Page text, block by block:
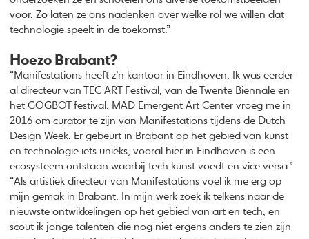
voor. Zo laten ze ons nadenken over welke rol we willen dat
technologie speelt in de toekomst.”
Hoezo Brabant?
“Manifestations heeft z’n kantoor in Eindhoven. Ik was eerder
al directeur van TEC ART Festival, van de Twente Biënnale en
het GOGBOT festival. MAD Emergent Art Center vroeg me in
2016 om curator te zijn van Manifestations tijdens de Dutch
Design Week. Er gebeurt in Brabant op het gebied van kunst
en technologie iets unieks, vooral hier in Eindhoven is een
ecosysteem ontstaan waarbij tech kunst voedt en vice versa.”
“Als artistiek directeur van Manifestations voel ik me erg op
mijn gemak in Brabant. In mijn werk zoek ik telkens naar de
nieuwste ontwikkelingen op het gebied van art en tech, en
scout ik jonge talenten die nog niet ergens anders te zien zijn